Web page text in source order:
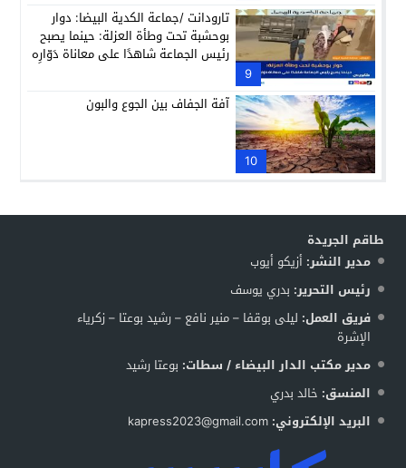
القضائي”. ( البلاغ)
9
تارودانت /جماعة الكدية البيضا: دوار
بوحشبة تحت وطأة العزلة: حينما يصبح
رئيس الجماعة شاهدًا على معاناة دَوّارِه
10
آفة الجفاف بين الجوع والبون
طاقم الجريدة
مدير النشر: أزيكو أيوب
رئيس التحرير: بدري يوسف
فريق العمل: ليلى بوقفا – منير نافع – رشيد بوعتا – زكرياء
الإشرة
مدير مكتب الدار البيضاء / سطات: بوعتا رشيد
المنسق: خالد بدري
البريد الإلكتروني: kapress2023@gmail.com